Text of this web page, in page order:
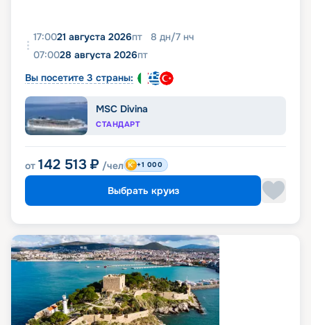
17:0021 августа 2026пт 8 дн/7 нч
07:0028 августа 2026пт
Вы посетите 3 страны:
MSC Divina
СТАНДАРТ
от 142 513 ₽ /чел +1 000
Выбрать круиз